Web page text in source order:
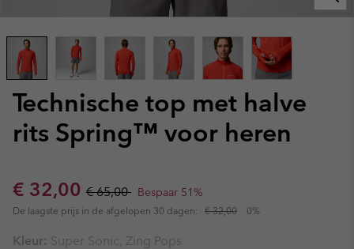
Technische top met halve
rits Spring™ voor heren
Sale price:
€ 32,00 Regular price:
€ 65,00 Bespaar 51%
De laagste prijs in de afgelopen 30 dagen: € 32,00 0%
Kleur: Super Sonic, Zing Pops